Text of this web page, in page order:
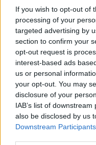
If you wish to opt-out of
processing of your
targeted advertising by
section to confirm your
opt-out request is
interest-based ads
us or personal
your opt-out. You may
disclosure of your
IAB’s list of
also be disclosed by us
Downstream Participants
nézni
ÉLŐ